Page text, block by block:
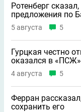
Ротенберг
предложения по
5 августа 5
Гурцкая честно
оказался в «ПСЖ»
4 августа 5
Ферран
сохранить его